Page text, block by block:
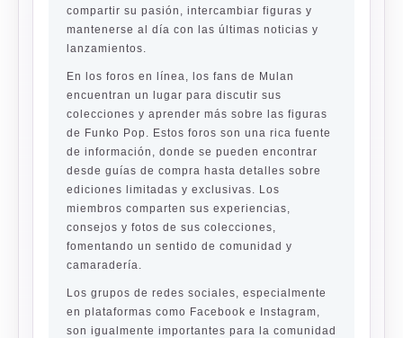
compartir su pasión, intercambiar figuras y
mantenerse al día con las últimas noticias y
lanzamientos.
En los foros en línea, los fans de Mulan
encuentran un lugar para discutir sus
colecciones y aprender más sobre las figuras
de Funko Pop. Estos foros son una rica fuente
de información, donde se pueden encontrar
desde guías de compra hasta detalles sobre
ediciones limitadas y exclusivas. Los
miembros comparten sus experiencias,
consejos y fotos de sus colecciones,
fomentando un sentido de comunidad y
camaradería.
Los grupos de redes sociales, especialmente
en plataformas como Facebook e Instagram,
son igualmente importantes para la comunidad